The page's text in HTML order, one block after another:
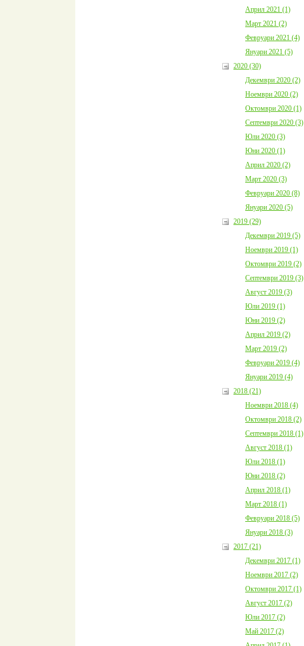
Април 2021 (1)
Март 2021 (2)
Февруари 2021 (4)
Януари 2021 (5)
2020 (30)
Декември 2020 (2)
Ноември 2020 (2)
Октомври 2020 (1)
Септември 2020 (3)
Юли 2020 (3)
Юни 2020 (1)
Април 2020 (2)
Март 2020 (3)
Февруари 2020 (8)
Януари 2020 (5)
2019 (29)
Декември 2019 (5)
Ноември 2019 (1)
Октомври 2019 (2)
Септември 2019 (3)
Август 2019 (3)
Юли 2019 (1)
Юни 2019 (2)
Април 2019 (2)
Март 2019 (2)
Февруари 2019 (4)
Януари 2019 (4)
2018 (21)
Ноември 2018 (4)
Октомври 2018 (2)
Септември 2018 (1)
Август 2018 (1)
Юли 2018 (1)
Юни 2018 (2)
Април 2018 (1)
Март 2018 (1)
Февруари 2018 (5)
Януари 2018 (3)
2017 (21)
Декември 2017 (1)
Ноември 2017 (2)
Октомври 2017 (1)
Август 2017 (2)
Юли 2017 (2)
Май 2017 (2)